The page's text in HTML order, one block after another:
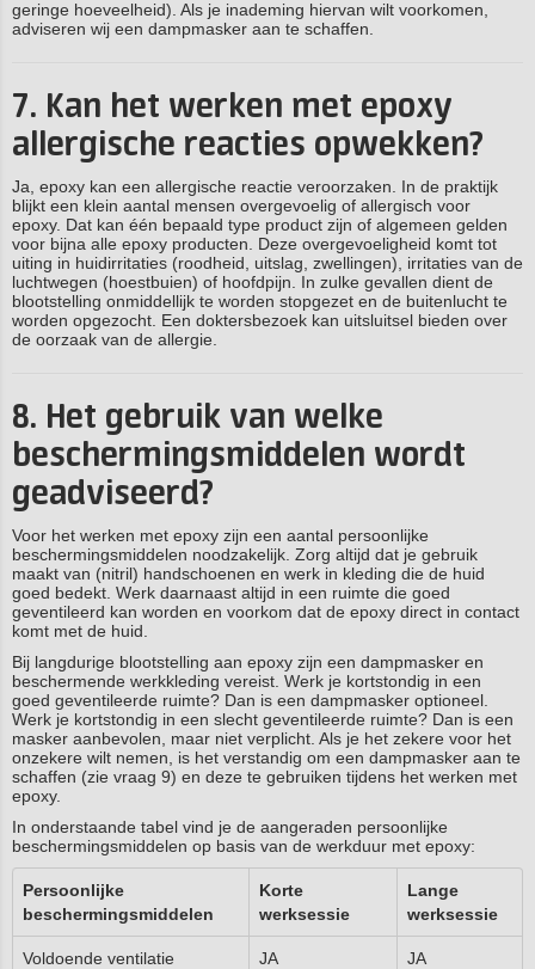
geringe hoeveelheid). Als je inademing hiervan wilt voorkomen,
adviseren wij een dampmasker aan te schaffen.
7. Kan het werken met epoxy
allergische reacties opwekken?
Ja, epoxy kan een allergische reactie veroorzaken. In de praktijk
blijkt een klein aantal mensen overgevoelig of allergisch voor
epoxy. Dat kan één bepaald type product zijn of algemeen gelden
voor bijna alle epoxy producten. Deze overgevoeligheid komt tot
uiting in huidirritaties (roodheid, uitslag, zwellingen), irritaties van de
luchtwegen (hoestbuien) of hoofdpijn. In zulke gevallen dient de
blootstelling onmiddellijk te worden stopgezet en de buitenlucht te
worden opgezocht. Een doktersbezoek kan uitsluitsel bieden over
de oorzaak van de allergie.
8. Het gebruik van welke
beschermingsmiddelen wordt
geadviseerd?
Voor het werken met epoxy zijn een aantal persoonlijke
beschermingsmiddelen noodzakelijk. Zorg altijd dat je gebruik
maakt van (nitril) handschoenen en werk in kleding die de huid
goed bedekt. Werk daarnaast altijd in een ruimte die goed
geventileerd kan worden en voorkom dat de epoxy direct in contact
komt met de huid.
Bij langdurige blootstelling aan epoxy zijn een dampmasker en
beschermende werkkleding vereist. Werk je kortstondig in een
goed geventileerde ruimte? Dan is een dampmasker optioneel.
Werk je kortstondig in een slecht geventileerde ruimte? Dan is een
masker aanbevolen, maar niet verplicht. Als je het zekere voor het
onzekere wilt nemen, is het verstandig om een dampmasker aan te
schaffen (zie vraag 9) en deze te gebruiken tijdens het werken met
epoxy.
In onderstaande tabel vind je de aangeraden persoonlijke
beschermingsmiddelen op basis van de werkduur met epoxy:
Persoonlijke
beschermingsmiddelen
Korte
werksessie
Lange
werksessie
Voldoende ventilatie JA JA